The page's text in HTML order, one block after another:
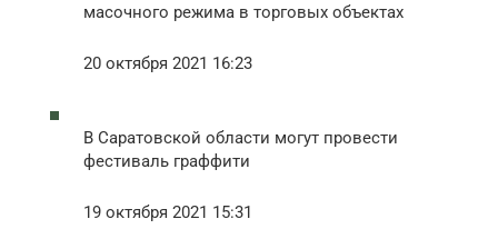
масочного режима в торговых объектах
20 октября 2021 16:23
В Саратовской области могут провести
фестиваль граффити
19 октября 2021 15:31